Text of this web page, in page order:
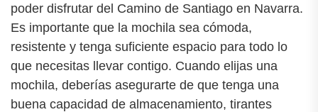
poder disfrutar del Camino de Santiago en Navarra.
Es importante que la mochila sea cómoda,
resistente y tenga suficiente espacio para todo lo
que necesitas llevar contigo. Cuando elijas una
mochila, deberías asegurarte de que tenga una
buena capacidad de almacenamiento, tirantes